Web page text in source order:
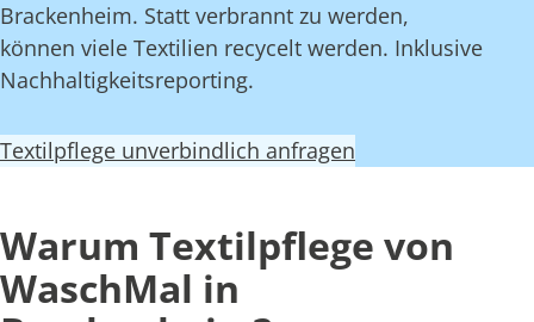
Brackenheim. Statt verbrannt zu werden,
können viele Textilien recycelt werden. Inklusive
Nachhaltigkeitsreporting.
Textilpflege unverbindlich anfragen
Warum Textilpflege von
WaschMal in